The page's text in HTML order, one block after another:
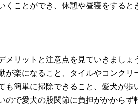
くことができ、休憩や昼寝をする
メリットと注意点を見ていきましょ
が楽になること、タイルやコンク
も簡単に掃除できること、愛犬が歩
ので愛犬の股関節に負担がかから